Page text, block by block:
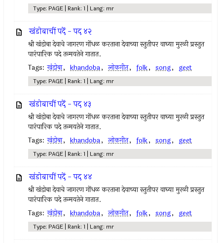
Type: PAGE | Rank: 1 | Lang: mr
खंडोबाचीं पदें - पद ४२
श्री खंडोबा देवाचे जागरण गोंधळ करताना देवाच्या स्तुतीपर वाघ्या मुरळी प्रस्तुत
पारंपारिक पदे तन्मयतेने गातात.
Tags: खंडोबा, khandoba, लोकगीत, folk, song, geet
Type: PAGE | Rank: 1 | Lang: mr
खंडोबाचीं पदें - पद ४३
श्री खंडोबा देवाचे जागरण गोंधळ करताना देवाच्या स्तुतीपर वाघ्या मुरळी प्रस्तुत
पारंपारिक पदे तन्मयतेने गातात.
Tags: खंडोबा, khandoba, लोकगीत, folk, song, geet
Type: PAGE | Rank: 1 | Lang: mr
खंडोबाचीं पदें - पद ४४
श्री खंडोबा देवाचे जागरण गोंधळ करताना देवाच्या स्तुतीपर वाघ्या मुरळी प्रस्तुत
पारंपारिक पदे तन्मयतेने गातात.
Tags: खंडोबा, khandoba, लोकगीत, folk, song, geet
Type: PAGE | Rank: 1 | Lang: mr